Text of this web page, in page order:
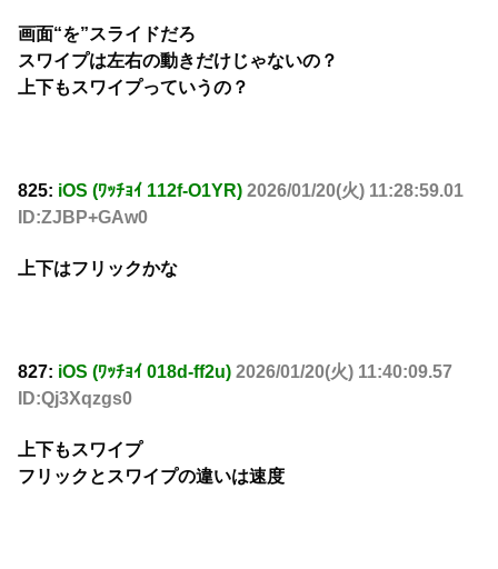
画面“を”スライドだろ
スワイプは左右の動きだけじゃないの？
上下もスワイプっていうの？
825: iOS (ﾜｯﾁｮｲ 112f-O1YR) 2026/01/20(火) 11:28:59.01
ID:ZJBP+GAw0
上下はフリックかな
827: iOS (ﾜｯﾁｮｲ 018d-ff2u) 2026/01/20(火) 11:40:09.57
ID:Qj3Xqzgs0
上下もスワイプ
フリックとスワイプの違いは速度